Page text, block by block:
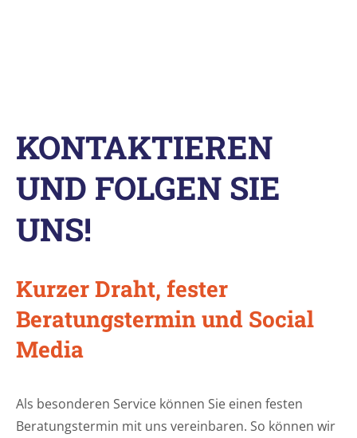
KONTAKTIEREN
UND FOLGEN SIE
UNS!
Kurzer Draht, fester
Beratungstermin und Social
Media
Als besonderen Service können Sie einen festen
Beratungstermin mit uns vereinbaren. So können wir